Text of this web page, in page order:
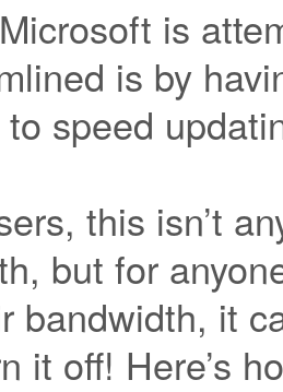
is
is by
speed
this isn’t
but for
bandwidth, it
it off! Here’s